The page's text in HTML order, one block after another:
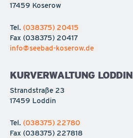
17459 Koserow
Tel. (038375) 20415
Fax (038375) 20417
info@seebad-koserow.de
KURVERWALTUNG LODDIN
Strandstraße 23
17459 Loddin
Tel. (038375) 22780
Fax (038375) 227818